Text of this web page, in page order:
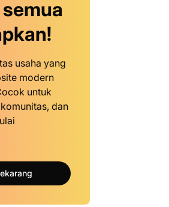
usaha yang
modern
untuk
dan